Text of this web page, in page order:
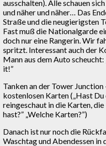
ausschalten). Alle schauen
und näher und näher… Das
Straße und die neugierigsten
Fast muß die Nationalgarde
doch nur eine Rangerin. Wir
spritzt. Interessant auch der
Mann aus dem Auto
it!”
Tanken an der Tower
kostenlosen Karten („Hast
reingeschaut in die Karten,
hast?” „Welche Karten?”)
Danach ist nur noch die
Waschtag und Abendessen in